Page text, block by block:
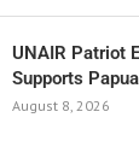
UNAIR Patriot
Supports
August 8, 2026